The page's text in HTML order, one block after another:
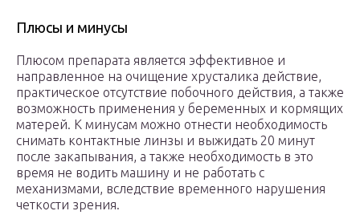
Плюсы и минусы
Плюсом препарата является эффективное и
направленное на очищение хрусталика действие,
практическое отсутствие побочного действия, а также
возможность применения у беременных и кормящих
матерей. К минусам можно отнести необходимость
снимать контактные линзы и выжидать 20 минут
после закапывания, а также необходимость в это
время не водить машину и не работать с
механизмами, вследствие временного нарушения
четкости зрения.